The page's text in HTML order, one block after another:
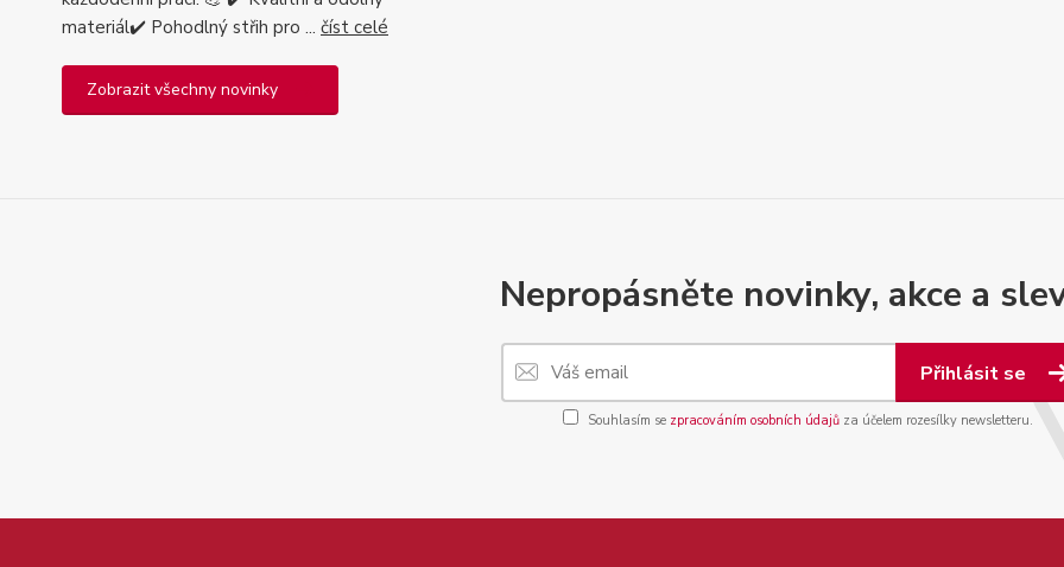
materiál✔️ Pohodlný střih pro ... číst celé
Zobrazit všechny novinky
Nepropásněte novinky, akce a
Přihlásit se
Souhlasím se zpracováním osobních údajů za účelem rozesílky newsletteru.